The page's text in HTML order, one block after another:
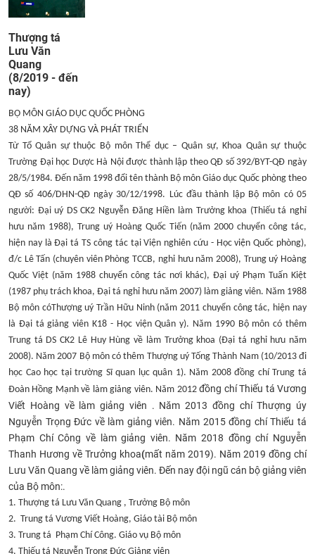
Thượng tá
Lưu Văn
Quang
​(8/2019 - đến
nay) ​
BỘ MÔN GIÁO DỤC QUỐC PHÒNG
38 NĂM XÂY DỰNG VÀ PHÁT TRIỂN
Từ Tổ Quân sự thuộc Bộ môn Thể dục – Quân sự, Khoa Quân sự thuộc
Trường Đại học Dược Hà Nội được thành lập theo QĐ số 392/BYT-QĐ ngày
28/5/1984. Đến năm 1998 đổi tên thành Bộ môn Giáo dục Quốc phòng theo
QĐ số 406/DHN-QĐ ngày 30/12/1998. Lúc đầu thành lập Bộ môn có 05
người: Đại uý DS CK2 Nguyễn Đăng Hiền làm Trưởng khoa (Thiếu tá nghỉ
hưu năm 1988), Trung uý Hoàng Quốc Tiến (năm 2000 chuyển công tác,
hiện nay là Đại tá TS công tác tại Viện nghiên cứu - Học viện Quốc phòng),
đ/c Lê Tấn (chuyên viên Phòng TCCB, nghỉ hưu năm 2008), Trung uý Hoàng
Quốc Việt (năm 1988 chuyển công tác nơi khác), Đại uý Phạm Tuấn Kiệt
(1987 phụ trách khoa, Đại tá nghỉ hưu năm 2007) làm giảng viên. Năm 1988
Bộ môn cóThượng uý Trần Hữu Ninh (năm 2011 chuyển công tác, hiện nay
là Đại tá giảng viên K18 - Học viện Quân y). Năm 1990 Bộ môn có thêm
Trung tá DS CK2 Lê Huy Hùng về làm Trưởng khoa (Đại tá nghỉ hưu năm
2008). Năm 2007 Bộ môn có thêm Thượng uý Tống Thành Nam (10/2013 đi
học Cao học tại trường Sĩ quan lục quân 1). Năm 2008 đồng chí Trung tá
Đoàn Hồng Mạnh về làm giảng viên. Năm 2012đồng chí Thiếu tá Vương
Viết Hoàng về làm giảng viên . Năm 2013 đồng chí Thượng úy
Nguyễn Trọng Đức về làm giảng viên. Năm 2015 đồng chí Thiếu tá
Phạm Chí Công về làm giảng viên. Năm 2018 đồng chí Nguyễn
Thanh Hương về Trưởng khoa(mất năm 2019). Năm 2019 đồng chí
Lưu Văn Quang về làm giảng viên. Đến nay đội ngũ cán bộ giảng viên
của Bộ môn:.
1. Thượng tá Lưu Văn Quang , Trưởng Bộ môn
2. Trung tá Vương Viết Hoàng, Giáo tài Bộ môn
3. Trung tá Phạm Chí Công. Giáo vụ Bộ môn
4. Thiếu tá Nguyễn Trọng Đức Giảng viên